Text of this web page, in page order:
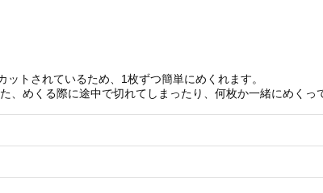
ットされているため、1枚ずつ簡単にめくれます。
、めくる際に途中で切れてしまったり、何枚か一緒にめくっ